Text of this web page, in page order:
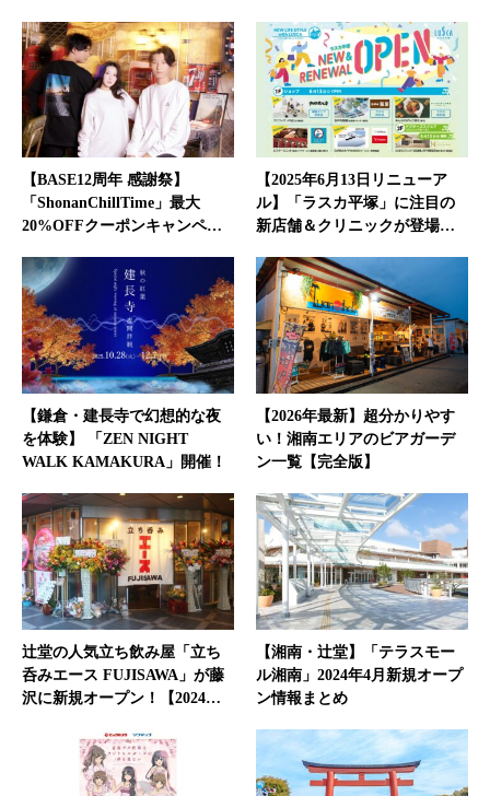
【BASE12周年 感謝祭】
「ShonanChillTime」最大
20%OFFクーポンキャンペ…
【2025年6月13日リニューア
ル】「ラスカ平塚」に注目の
新店舗＆クリニックが登場…
【鎌倉・建長寺で幻想的な夜
を体験】 「ZEN NIGHT
WALK KAMAKURA」開催！
【2026年最新】超分かりやす
い！湘南エリアのビアガーデ
ン一覧【完全版】
辻堂の人気立ち飲み屋「立ち
呑みエース FUJISAWA」が藤
沢に新規オープン！【2024…
【湘南・辻堂】「テラスモー
ル湘南」2024年4月新規オープ
ン情報まとめ